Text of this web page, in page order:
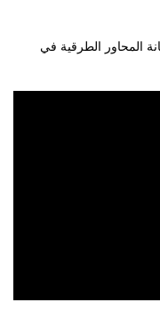
المحاور الطرقية في